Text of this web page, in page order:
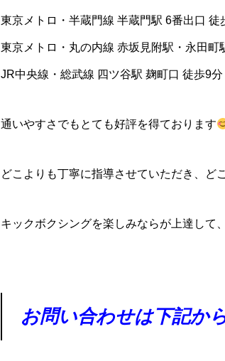
東京メトロ・半蔵門線 半蔵門駅 6番出口 徒
東京メトロ・丸の内線 赤坂見附駅・永田町
JR中央線・総武線 四ツ谷駅 麹町口 徒歩9分
通いやすさでもとても好評を得ております
どこよりも丁寧に指導させていただき、ど
キックボクシングを楽しみならが上達して
お問い合わせは下記か